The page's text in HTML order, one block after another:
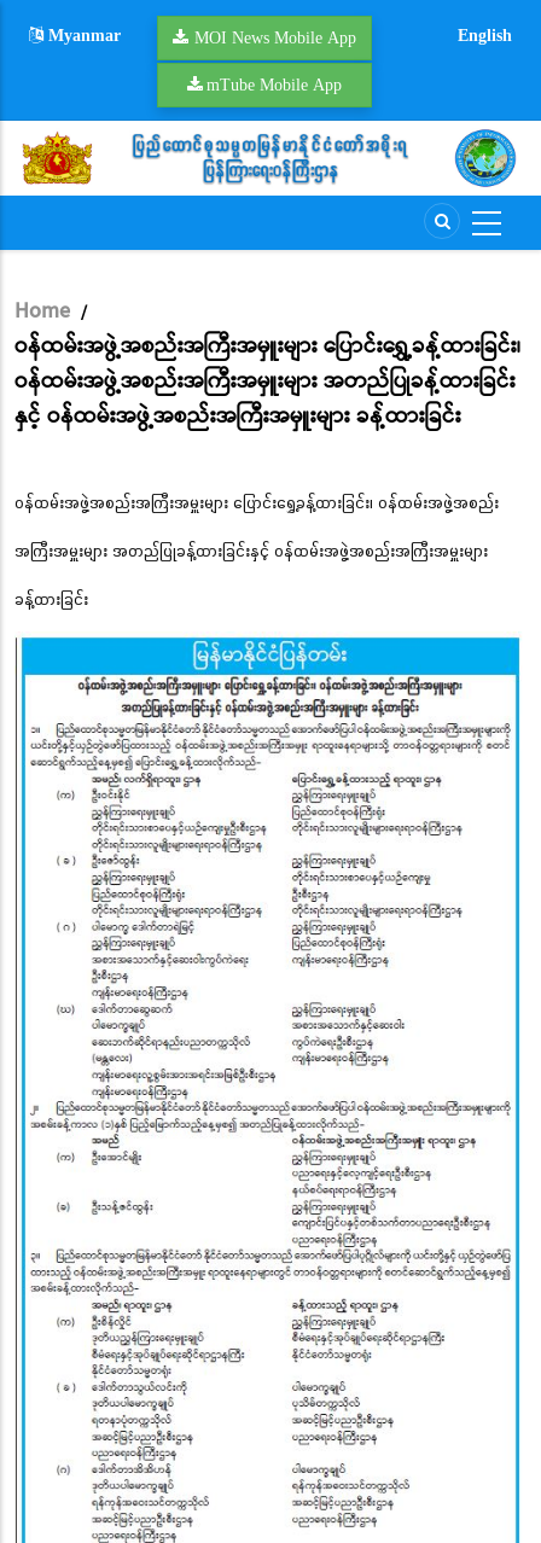
Myanmar MOI News Mobile App
mTube Mobile App
English
Breadcrumb
Home /
ဝန်ထမ်းအဖွဲ့အစည်းအကြီးအမှူးများ ပြောင်းရွှေ့ခန့်ထားခြင်း၊
ဝန်ထမ်းအဖွဲ့အစည်းအကြီးအမှူးများ အတည်ပြုခန့်ထားခြင်း
နှင့် ဝန်ထမ်းအဖွဲ့အစည်းအကြီးအမှူးများ ခန့်ထားခြင်း
ဝန်ထမ်းအဖွဲ့အစည်းအကြီးအမှူးများ ပြောင်းရွှေ့ခန့်ထားခြင်း၊ ဝန်ထမ်းအဖွဲ့အစည်း
အကြီးအမှူးများ အတည်ပြုခန့်ထားခြင်းနှင့် ဝန်ထမ်းအဖွဲ့အစည်းအကြီးအမှူးများ
ခန့်ထားခြင်း